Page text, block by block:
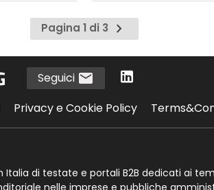
Pagina 1 di 3
Pagina
successiva
Seguici
Privacy e Cookie Policy
Italia di testate e portali B2B dedicati ai